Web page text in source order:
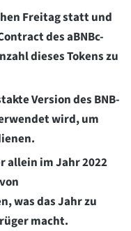
Freitag statt und
des aBNBc-
dieses Tokens zu
Version des BNB-
wird, um
allein im Jahr 2022
was das Jahr zu
macht.